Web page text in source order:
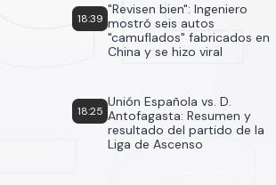
18:39
"Revisen bien": Ingeniero
mostró seis autos
"camuflados" fabricados en
China y se hizo viral
18:25
Unión Española vs. D.
Antofagasta: Resumen y
resultado del partido de la
Liga de Ascenso